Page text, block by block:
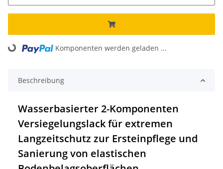
Loading... Komponenten werden geladen ...
Beschreibung
Wasserbasierter 2-Komponenten
Versiegelungslack für extremen
Langzeitschutz zur Ersteinpflege und
Sanierung von elastischen